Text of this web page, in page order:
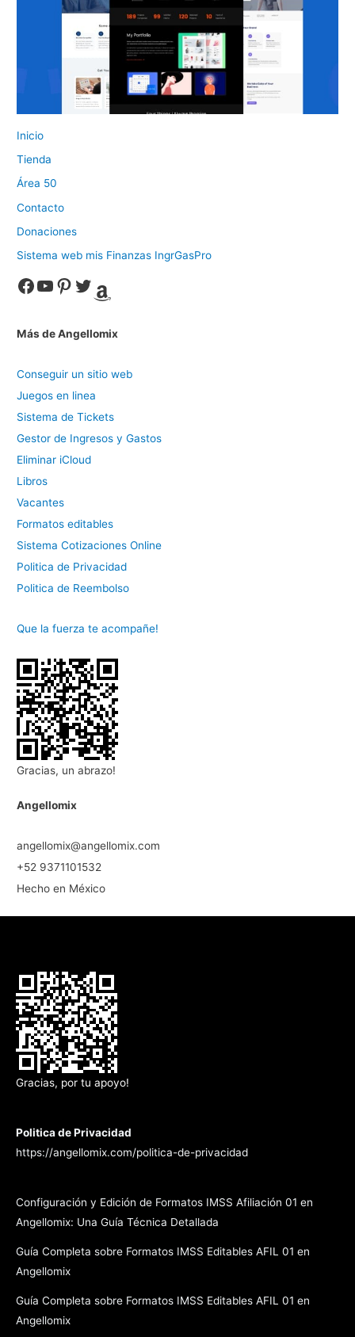
Inicio
Tienda
Área 50
Contacto
Donaciones
Sistema web mis Finanzas IngrGasPro
Facebook YouTube Pinterest Twitter Amazon
Más de Angellomix
Conseguir un sitio web
Juegos en linea
Sistema de Tickets
Gestor de Ingresos y Gastos
Eliminar iCloud
Libros
Vacantes
Formatos editables
Sistema Cotizaciones Online
Politica de Privacidad
Politica de Reembolso
Que la fuerza te acompañe!
Gracias, un abrazo!
Angellomix
angellomix@angellomix.com
+52 9371101532
Hecho en México
Gracias, por tu apoyo!
Politica de Privacidad
https://angellomix.com/politica-de-privacidad
Configuración y Edición de Formatos IMSS Afiliación 01 en
Angellomix: Una Guía Técnica Detallada
Guía Completa sobre Formatos IMSS Editables AFIL 01 en
Angellomix
Guía Completa sobre Formatos IMSS Editables AFIL 01 en
Angellomix